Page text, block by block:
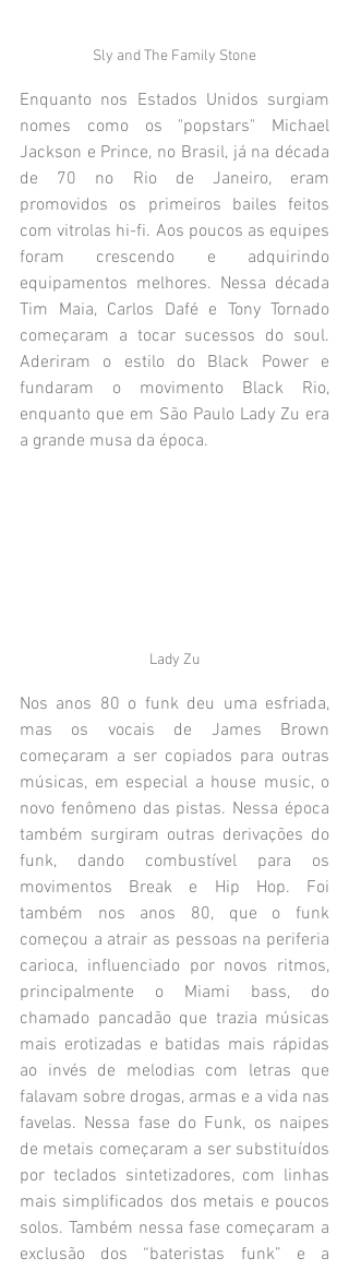
Sly and The Family Stone
Enquanto nos Estados Unidos surgiam
nomes como os "popstars" Michael
Jackson e Prince, no Brasil, já na década
de 70 no Rio de Janeiro, eram
promovidos os primeiros bailes feitos
com vitrolas hi-fi. Aos poucos as equipes
foram crescendo e adquirindo
equipamentos melhores. Nessa década
Tim Maia, Carlos Dafé e Tony Tornado
começaram a tocar sucessos do soul.
Aderiram o estilo do Black Power e
fundaram o movimento Black Rio,
enquanto que em São Paulo Lady Zu era
a grande musa da época.
Lady Zu
Nos anos 80 o funk deu uma esfriada,
mas os vocais de James Brown
começaram a ser copiados para outras
músicas, em especial a house music, o
novo fenômeno das pistas. Nessa época
também surgiram outras derivações do
funk, dando combustível para os
movimentos Break e Hip Hop. Foi
também nos anos 80, que o funk
começou a atrair as pessoas na periferia
carioca, influenciado por novos ritmos,
principalmente o Miami bass, do
chamado pancadão que trazia músicas
mais erotizadas e batidas mais rápidas
ao invés de melodias com letras que
falavam sobre drogas, armas e a vida nas
favelas. Nessa fase do Funk, os naipes
de metais começaram a ser substituídos
por teclados sintetizadores, com linhas
mais simplificados dos metais e poucos
solos. Também nessa fase começaram a
exclusão dos “bateristas funk” e a